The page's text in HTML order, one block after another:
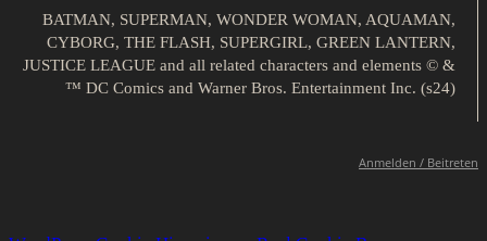
BATMAN, SUPERMAN, WONDER WOMAN, AQUAMAN,
CYBORG, THE FLASH, SUPERGIRL, GREEN LANTERN,
JUSTICE LEAGUE and all related characters and elements © &
™ DC Comics and Warner Bros. Entertainment Inc. (s24)
Anmelden / Beitreten